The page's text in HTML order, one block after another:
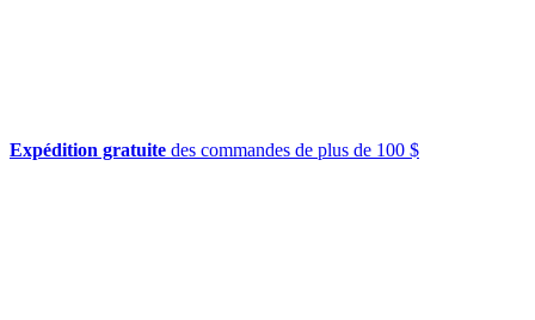
Expédition gratuite des commandes de plus de 100 $